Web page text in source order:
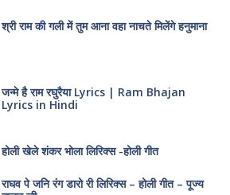
श्री राम की गली में तुम आना वहा नाचते मिलेंगे हनुमाना
जन्मे है राम रघुरैया Lyrics | Ram Bhajan
Lyrics in Hindi
होली खेले शंकर भोला लिरिक्स -होली गीत
राघव पे जनि रंग डारो री लिरिक्स – होली गीत – पूज्य